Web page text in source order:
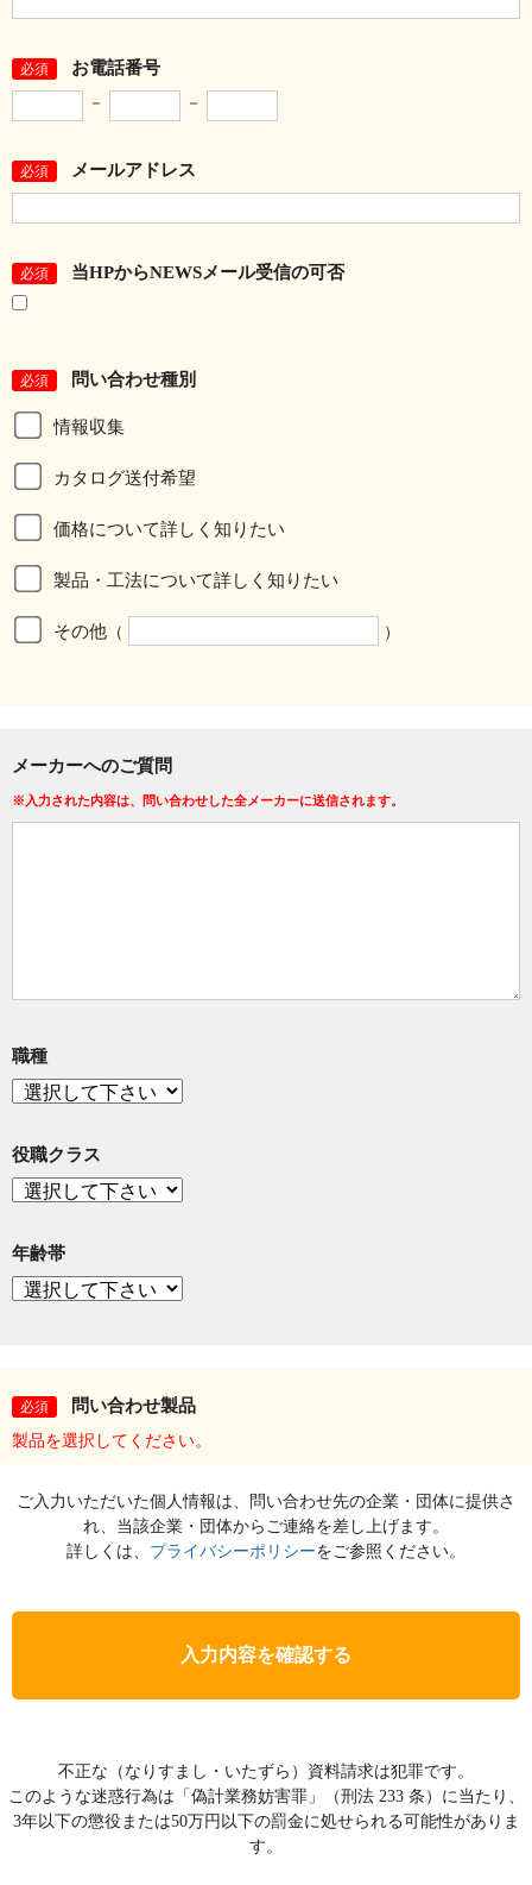
必須 お電話番号
－ －
必須 メールアドレス
必須 当HPからNEWSメール受信の可否
必須 問い合わせ種別
情報収集
カタログ送付希望
価格について詳しく知りたい
製品・工法について詳しく知りたい
その他 （ ）
メーカーへのご質問
※入力された内容は、問い合わせした全メーカーに送信されます。
職種
役職クラス
年齢帯
必須 問い合わせ製品
製品を選択してください。
ご入力いただいた個人情報は、問い合わせ先の企業・団体に提供さ
れ、当該企業・団体からご連絡を差し上げます。
詳しくは、 プライバシーポリシーをご参照ください。
入力内容を確認する
不正な（なりすまし・いたずら）資料請求は犯罪です。
このような迷惑行為は「偽計業務妨害罪」（刑法 233 条）に当たり、
3年以下の懲役または50万円以下の罰金に処せられる可能性がありま
す。